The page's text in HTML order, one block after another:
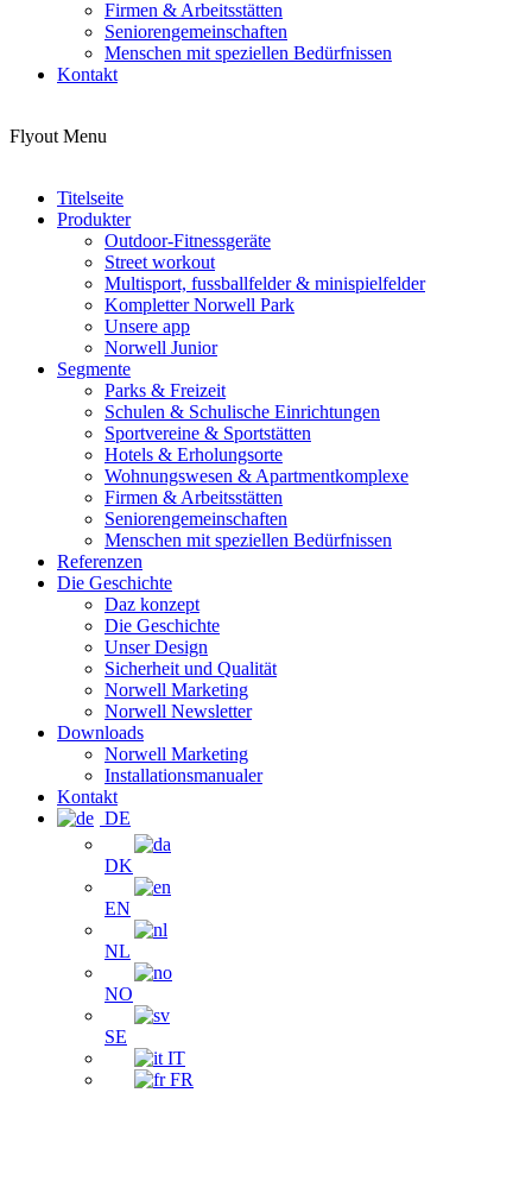
Firmen & Arbeitsstätten
Seniorengemeinschaften
Menschen mit speziellen Bedürfnissen
Kontakt
Flyout Menu
Titelseite
Produkter
Outdoor-Fitnessgeräte
Street workout
Multisport, fussballfelder & minispielfelder
Kompletter Norwell Park
Unsere app
Norwell Junior
Segmente
Parks & Freizeit
Schulen & Schulische Einrichtungen
Sportvereine & Sportstätten
Hotels & Erholungsorte
Wohnungswesen & Apartmentkomplexe
Firmen & Arbeitsstätten
Seniorengemeinschaften
Menschen mit speziellen Bedürfnissen
Referenzen
Die Geschichte
Daz konzept
Die Geschichte
Unser Design
Sicherheit und Qualität
Norwell Marketing
Norwell Newsletter
Downloads
Norwell Marketing
Installationsmanualer
Kontakt
DE
DK
EN
NL
NO
SE
IT
FR